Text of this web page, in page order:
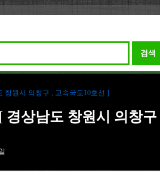
검색
창원시 의창구 , 고속국도10호선 ]
경상남도 창원시 의창구